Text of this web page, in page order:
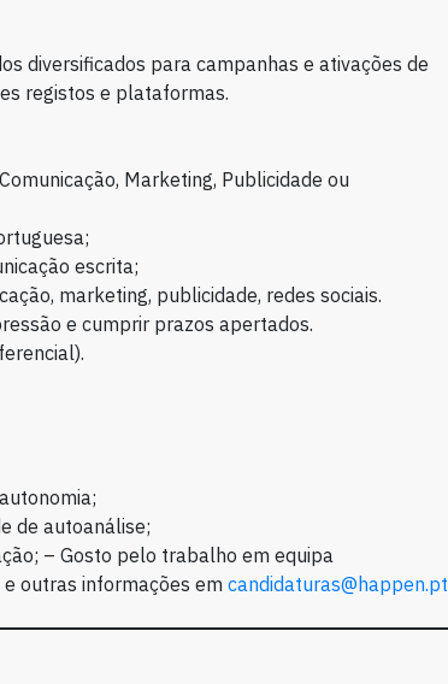
diversificados para campanhas e ativações de
registos e plataformas.
Marketing, Publicidade ou
escrita;
marketing, publicidade, redes sociais.
e cumprir prazos apertados.
de autoanálise;
– Gosto pelo trabalho em equipa
outras informações em candidaturas@happen.pt